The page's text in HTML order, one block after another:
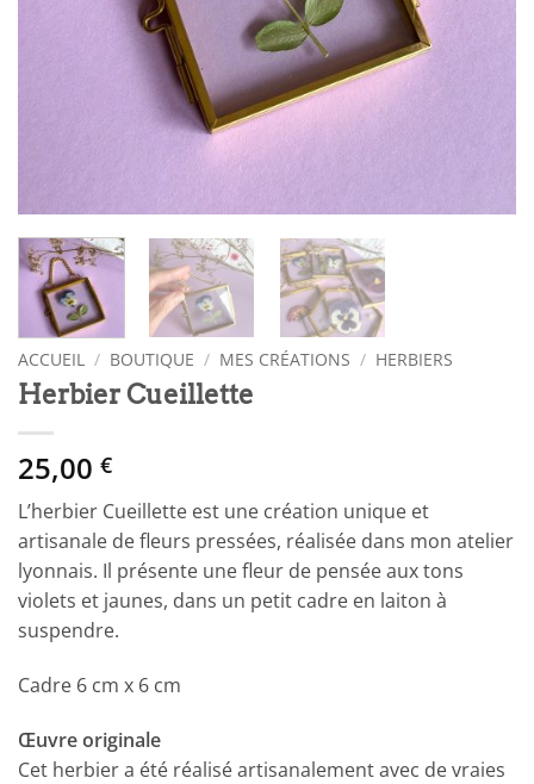
ACCUEIL / BOUTIQUE / MES CRÉATIONS / HERBIERS
Herbier Cueillette
25,00 €
L’herbier Cueillette est une création unique et
artisanale de fleurs pressées, réalisée dans mon atelier
lyonnais. Il présente une fleur de pensée aux tons
violets et jaunes, dans un petit cadre en laiton à
suspendre.
Cadre 6 cm x 6 cm
Œuvre originale
Cet herbier a été réalisé artisanalement avec de vraies